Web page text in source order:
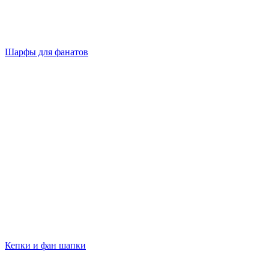
Шарфы для фанатов
Кепки и фан шапки